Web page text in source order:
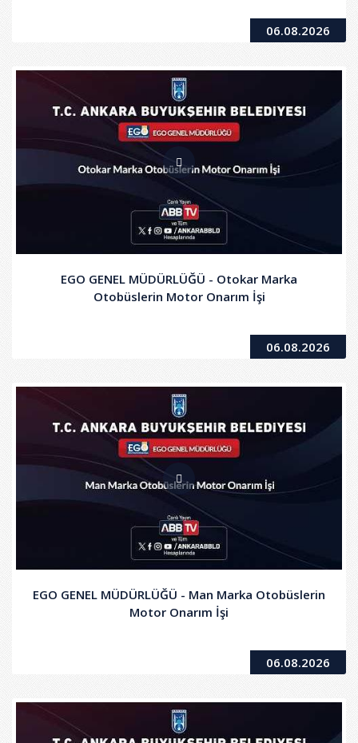
06.08.2026
EGO GENEL MÜDÜRLÜĞÜ - Otokar Marka
Otobüslerin Motor Onarım İşi
06.08.2026
EGO GENEL MÜDÜRLÜĞÜ - Man Marka Otobüslerin
Motor Onarım İşi
06.08.2026